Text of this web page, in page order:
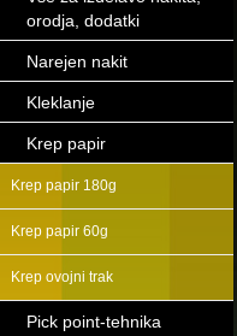
orodja, dodatki
Narejen nakit
Kleklanje
Krep papir
Krep papir 180g
Krep papir 60g
Krep ovojni trak
Pick point-tehnika